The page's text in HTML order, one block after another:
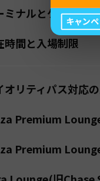
ミナルとゲート位
時間と入場制限
オリティパス対応
Premium
Premium